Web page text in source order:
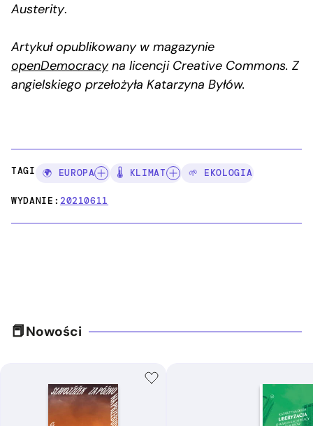
Austerity.
Artykuł opublikowany w magazynie
openDemocracyna licencji Creative Commons. Z
angielskiego przełożyła Katarzyna Byłów.
TAGI: 🌍 EUROPA 🌡️ KLIMAT 🌱 EKOLOGIA
WYDANIE:20210611
Nowości